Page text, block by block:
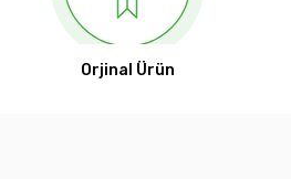
Orjinal Ürün